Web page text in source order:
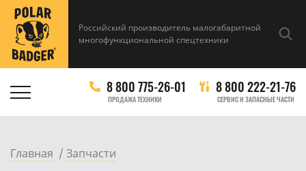
Российский производитель малогабаритной
многофункциональной спецтехники
8 800 775-26-01
ПРОДАЖА ТЕХНИКИ
8 800 222-21-76
СЕРВИС И ЗАПАСНЫЕ ЧАСТИ
Главная Запчасти